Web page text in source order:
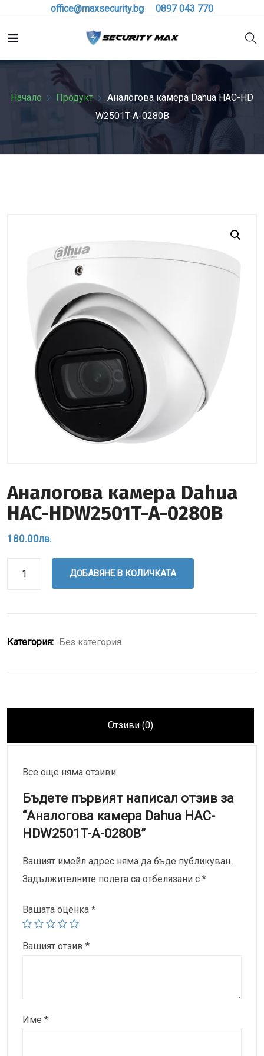
office@maxsecurity.bg 0897 043 770
Начало Продукт
Аналоговa камерa Dahua HAC-HD
W2501T-A-0280B
Аналоговa камерa Dahua
HAC-HDW2501T-A-0280B
180.00лв.
ДОБАВЯНЕ В КОЛИЧКАТА
Категория: Без категория
Отзиви (0)
Все още няма отзиви.
Бъдете първият написал отзив за
“Аналоговa камерa Dahua HAC-
HDW2501T-A-0280B”
Вашият имейл адрес няма да бъде публикуван.
Задължителните полета са отбелязани с *
Вашата оценка *
Вашият отзив *
Име *